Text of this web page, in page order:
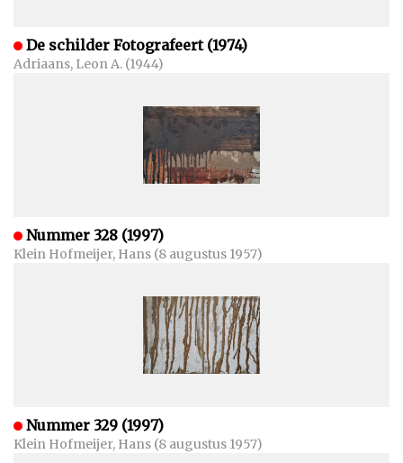
De schilder Fotografeert (1974)
Adriaans, Leon A. (1944)
Nummer 328 (1997)
Klein Hofmeijer, Hans (8 augustus 1957)
Nummer 329 (1997)
Klein Hofmeijer, Hans (8 augustus 1957)